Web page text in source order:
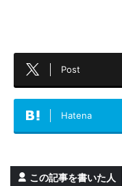
Post
Hatena
この記事を書いた人